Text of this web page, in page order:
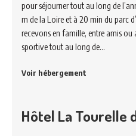
pour séjourner tout au long de
m de la Loire et à 20 min du parc
recevons en famille, entre amis
sportive tout au long de…
Voir hébergement
Hôtel La Tourelle